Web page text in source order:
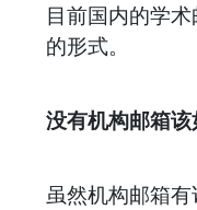
目前国内的学
的形式。
没有机构邮箱
虽然机构邮箱